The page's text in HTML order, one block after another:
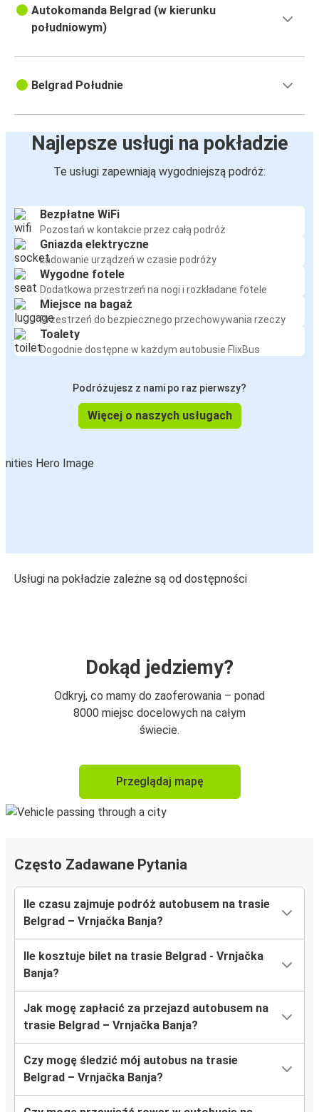
Autokomanda Belgrad (w kierunku
południowym)
Belgrad Południe
Najlepsze usługi na pokładzie
Te usługi zapewniają wygodniejszą podróż:
Bezpłatne WiFi
Pozostań w kontakcie przez całą podróż
Gniazda elektryczne
Ładowanie urządzeń w czasie podróży
Wygodne fotele
Dodatkowa przestrzeń na nogi i rozkładane fotele
Miejsce na bagaż
Przestrzeń do bezpiecznego przechowywania rzeczy
Toalety
Dogodnie dostępne w każdym autobusie FlixBus
Podróżujesz z nami po raz pierwszy?
Więcej o naszych usługach
Usługi na pokładzie zależne są od dostępności
Dokąd jedziemy?
Odkryj, co mamy do zaoferowania – ponad
8000 miejsc docelowych na całym
świecie.
Przeglądaj mapę
Często Zadawane Pytania
Ile czasu zajmuje podróż autobusem na trasie
Belgrad – Vrnjačka Banja?
Ile kosztuje bilet na trasie Belgrad - Vrnjačka
Banja?
Jak mogę zapłacić za przejazd autobusem na
trasie Belgrad – Vrnjačka Banja?
Czy mogę śledzić mój autobus na trasie
Belgrad – Vrnjačka Banja?